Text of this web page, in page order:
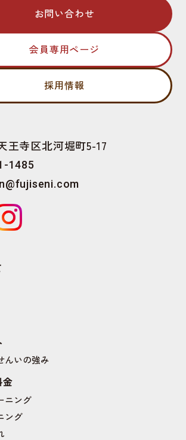
お問い合わせ
会員専用ページ
採用情報
王寺区北河堀町5-17
1485
んいの強み
金
ニング
ング